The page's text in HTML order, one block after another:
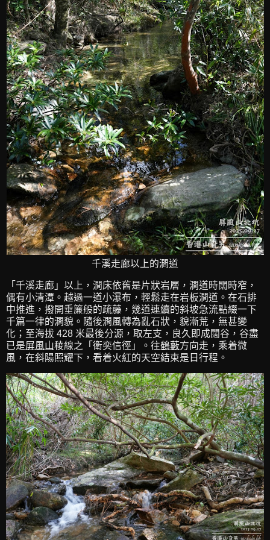
千溪走廊以上的澗道
「千溪走廊」以上，澗床依舊是片狀岩層，澗道時闊時窄，
偶有小清潭。越過一道小瀑布，輕鬆走在岩板澗道。在石排
中推進，撥開垂簾般的疏藤，幾道連續的斜坡急流點綴一下
千篇一律的澗貌。隨後澗風轉為亂石狀，貌漸荒，無甚變
化；至海拔 428 米最後分源，取左支，良久即成闊谷，谷盡
已是屏風山稜線之「衛奕信徑」。往鶴藪方向走，乘着微
風，在斜陽照耀下，看着火紅的天空結束是日行程。